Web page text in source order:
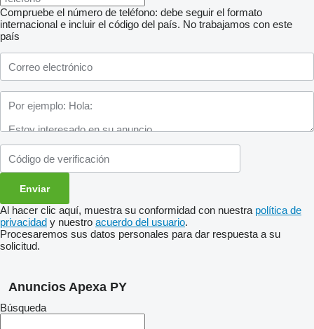
Compruebe el número de teléfono: debe seguir el formato
internacional e incluir el código del país. No trabajamos con este
país
Al hacer clic aquí, muestra su conformidad con nuestra política de
privacidad y nuestro acuerdo del usuario.
Procesaremos sus datos personales para dar respuesta a su
solicitud.
Anuncios Apexa PY
Búsqueda